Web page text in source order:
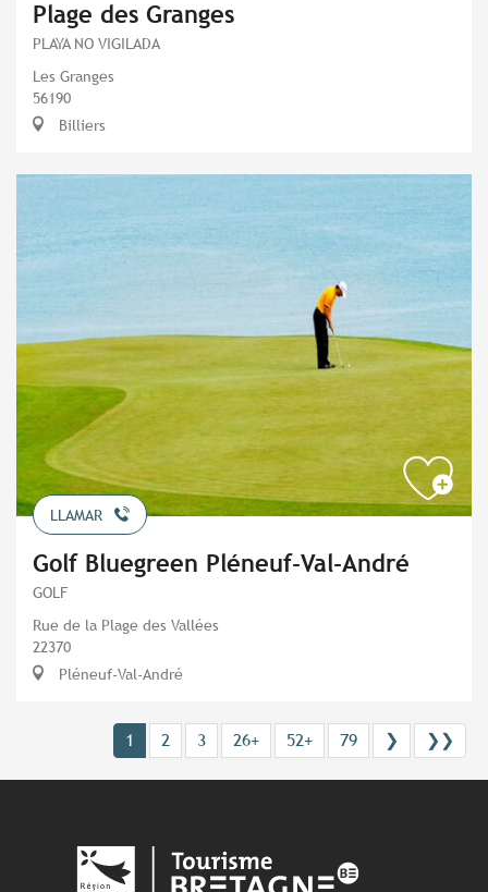
Plage des Granges
PLAYA NO VIGILADA
Les Granges
56190
Billiers
LLAMAR
Golf Bluegreen Pléneuf-Val-André
GOLF
Rue de la Plage des Vallées
22370
Pléneuf-Val-André
1 2 3 26+ 52+ 79 ❯ ❯❯